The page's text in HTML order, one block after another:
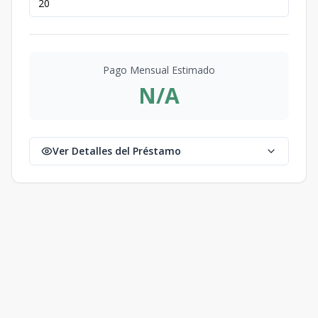
Pago Mensual Estimado
N/A
Ver Detalles del Préstamo